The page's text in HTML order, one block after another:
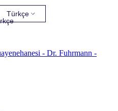
Türkçe
- Dr. Fuhrmann -